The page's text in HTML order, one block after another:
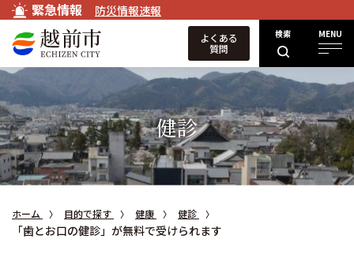
緊急情報 防災情報速報
検索 MENU
よくある
質問
健診
ホーム 目的で探す 健康 健診
「歯とお口の健診」が無料で受けられます